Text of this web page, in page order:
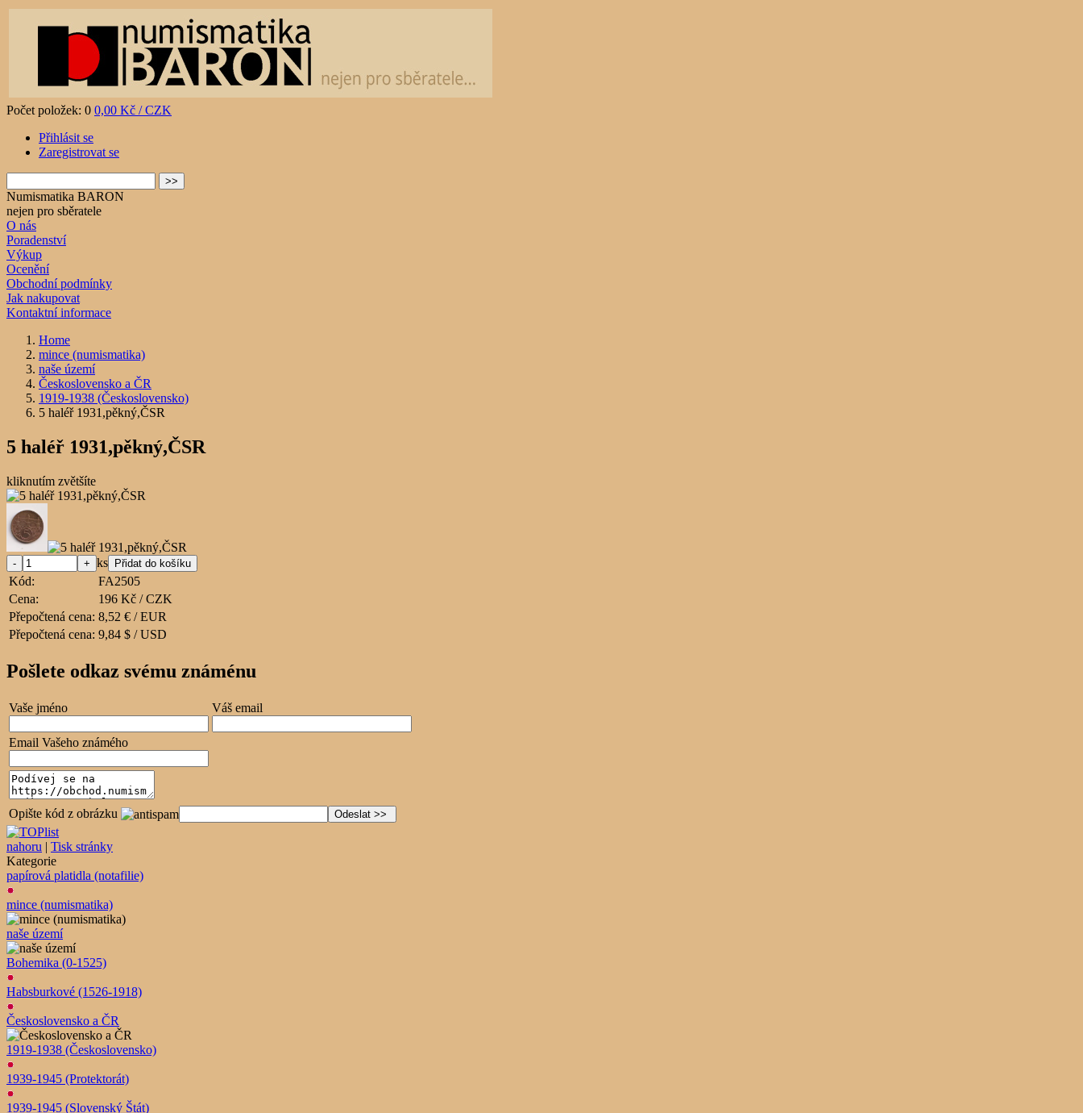
Počet položek: 0 0,00 Kč / CZK
Přihlásit se
Zaregistrovat se
Numismatika BARON
nejen pro sběratele
O nás
Poradenství
Výkup
Ocenění
Obchodní podmínky
Jak nakupovat
Kontaktní informace
Home
mince (numismatika)
naše území
Československo a ČR
1919-1938 (Československo)
5 haléř 1931,pěkný,ČSR
5 haléř 1931,pěkný,ČSR
kliknutím zvětšíte
ks
Kód:
FA2505
Cena:
196 Kč / CZK
Přepočtená cena: 8,52 € / EUR
Přepočtená cena: 9,84 $ / USD
Pošlete odkaz svému známénu
Vaše jméno Váš email
Email Vašeho známého
Opište kód z obrázku
nahoru | Tisk stránky
Kategorie
papírová platidla (notafilie)
mince (numismatika)
naše území
Bohemika (0-1525)
Habsburkové (1526-1918)
Československo a ČR
1919-1938 (Československo)
1939-1945 (Protektorát)
1939-1945 (Slovenský Štát)